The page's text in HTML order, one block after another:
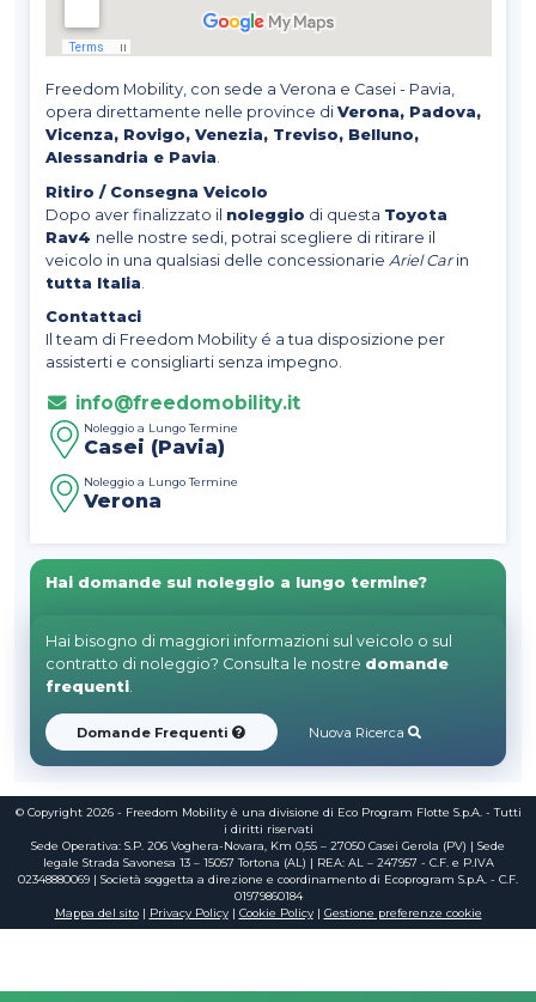
Freedom Mobility, con sede a Verona e Casei - Pavia,
opera direttamente nelle province di Verona, Padova,
Vicenza, Rovigo, Venezia, Treviso, Belluno,
Alessandria e Pavia.
Ritiro / Consegna Veicolo
Dopo aver finalizzato il noleggio di questa Toyota
Rav4 nelle nostre sedi, potrai scegliere di ritirare il
veicolo in una qualsiasi delle concessionarie Ariel Carin
tutta Italia
Contattaci
Il team di Freedom Mobility é a tua disposizione per
assisterti e consigliarti senza impegno.
info@freedomobility.it
Noleggio a Lungo Termine
Casei (Pavia)
Noleggio a Lungo Termine
Verona
Hai domande sul noleggio a lungo termine?
Hai bisogno di maggiori informazioni sul veicolo o sul
contratto di noleggio? Consulta le nostre domande
frequenti.
Domande Frequenti Nuova Ricerca
© Copyright 2026 - Freedom Mobility è una divisione di Eco Program Flotte S.p.A. - Tutti
i diritti riservati
Sede Operativa: S.P. 206 Voghera-Novara, Km 0,55 – 27050 Casei Gerola (PV) | Sede
legale Strada Savonesa 13 – 15057 Tortona (AL) | REA: AL – 247957 - C.F. e P.IVA
02348880069 | Società soggetta a direzione e coordinamento di Ecoprogram S.p.A. - C.F.
01979860184
Mappa del sito| Privacy Policy| Cookie Policy| Gestione preferenze cookie